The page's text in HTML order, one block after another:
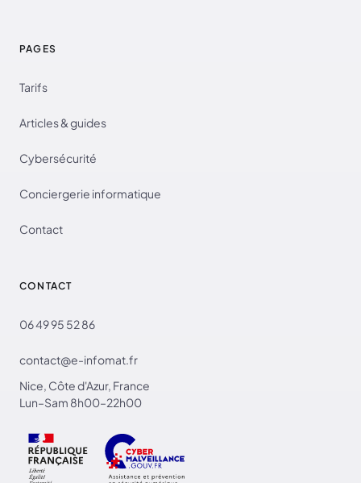
PAGES
Tarifs
Articles & guides
Cybersécurité
Conciergerie informatique
Contact
CONTACT
06 49 95 52 86
contact@e-infomat.fr
Nice, Côte d'Azur, France
Lun–Sam 8h00–22h00